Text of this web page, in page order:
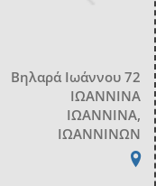
Βηλαρά Ιωάννου 72
ΙΩΑΝΝΙΝΑ
ΙΩΑΝΝΙΝΑ,
ΙΩΑΝΝΙΝΩΝ